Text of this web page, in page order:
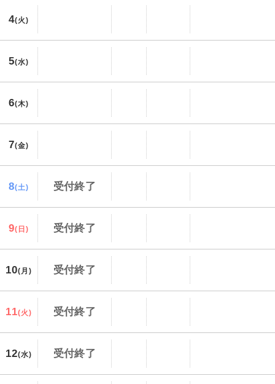
4(火)
5(水)
6(木)
7(金)
8(土) 受付終了
9(日) 受付終了
10(月) 受付終了
11(火) 受付終了
12(水) 受付終了